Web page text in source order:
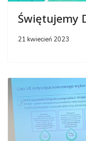
Świętujemy
21 kwiecień 2023